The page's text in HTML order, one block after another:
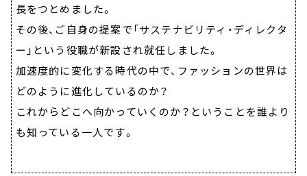
長をつとめました。
その後、ご自身の提案で「サステナビリティ・ディレクタ
ー」という役職が新設され就任しました。
加速度的に変化する時代の中で、ファッションの世界は
どのように進化しているのか？
これからどこへ向かっていくのか？ということを誰より
も知っている一人です。